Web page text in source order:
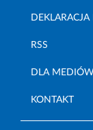
DEKLARACJA
RSS
DLA MEDIÓW
KONTAKT